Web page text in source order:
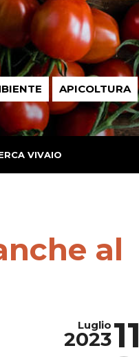
APICOLTURA
VIVAIO
al
11
Luglio
2023